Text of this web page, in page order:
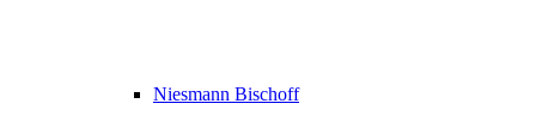
Niesmann Bischoff